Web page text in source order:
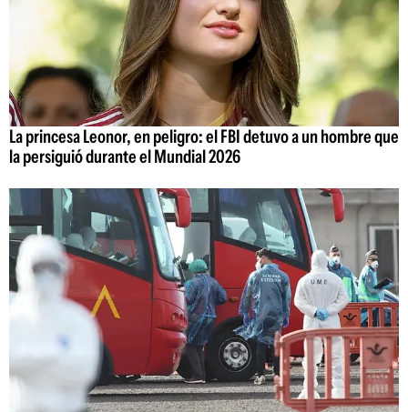
La princesa Leonor, en peligro: el FBI detuvo a un hombre que
la persiguió durante el Mundial 2026